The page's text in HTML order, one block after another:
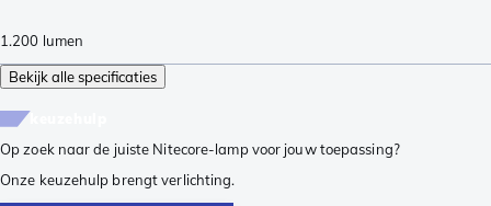
1.200 lumen
Bekijk alle specificaties
Op zoek naar de juiste Nitecore-lamp voor jouw toepassing?
Onze keuzehulp brengt verlichting.